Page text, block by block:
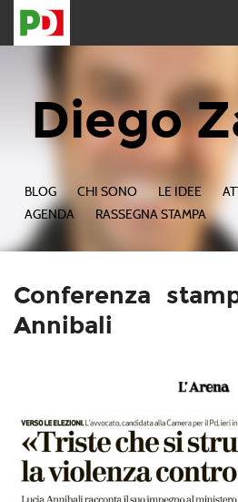
Diego
BLOG CHI SONO LE IDEE
AGENDA
RASSEGNA STAMPA
Conferenza
Annibali